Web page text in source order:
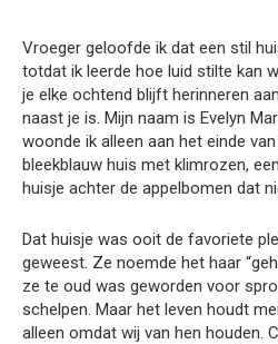
Vroeger geloofde ik dat een stil
totdat ik leerde hoe luid stilte kan
je elke ochtend blijft herinneren
naast je is. Mijn naam is Evelyn
woonde ik alleen aan het einde
bleekblauw huis met klimrozen,
huisje achter de appelbomen dat
Dat huisje was ooit de favoriete
geweest. Ze noemde het haar
ze te oud was geworden voor
schelpen. Maar het leven houdt
alleen omdat wij van hen houden.